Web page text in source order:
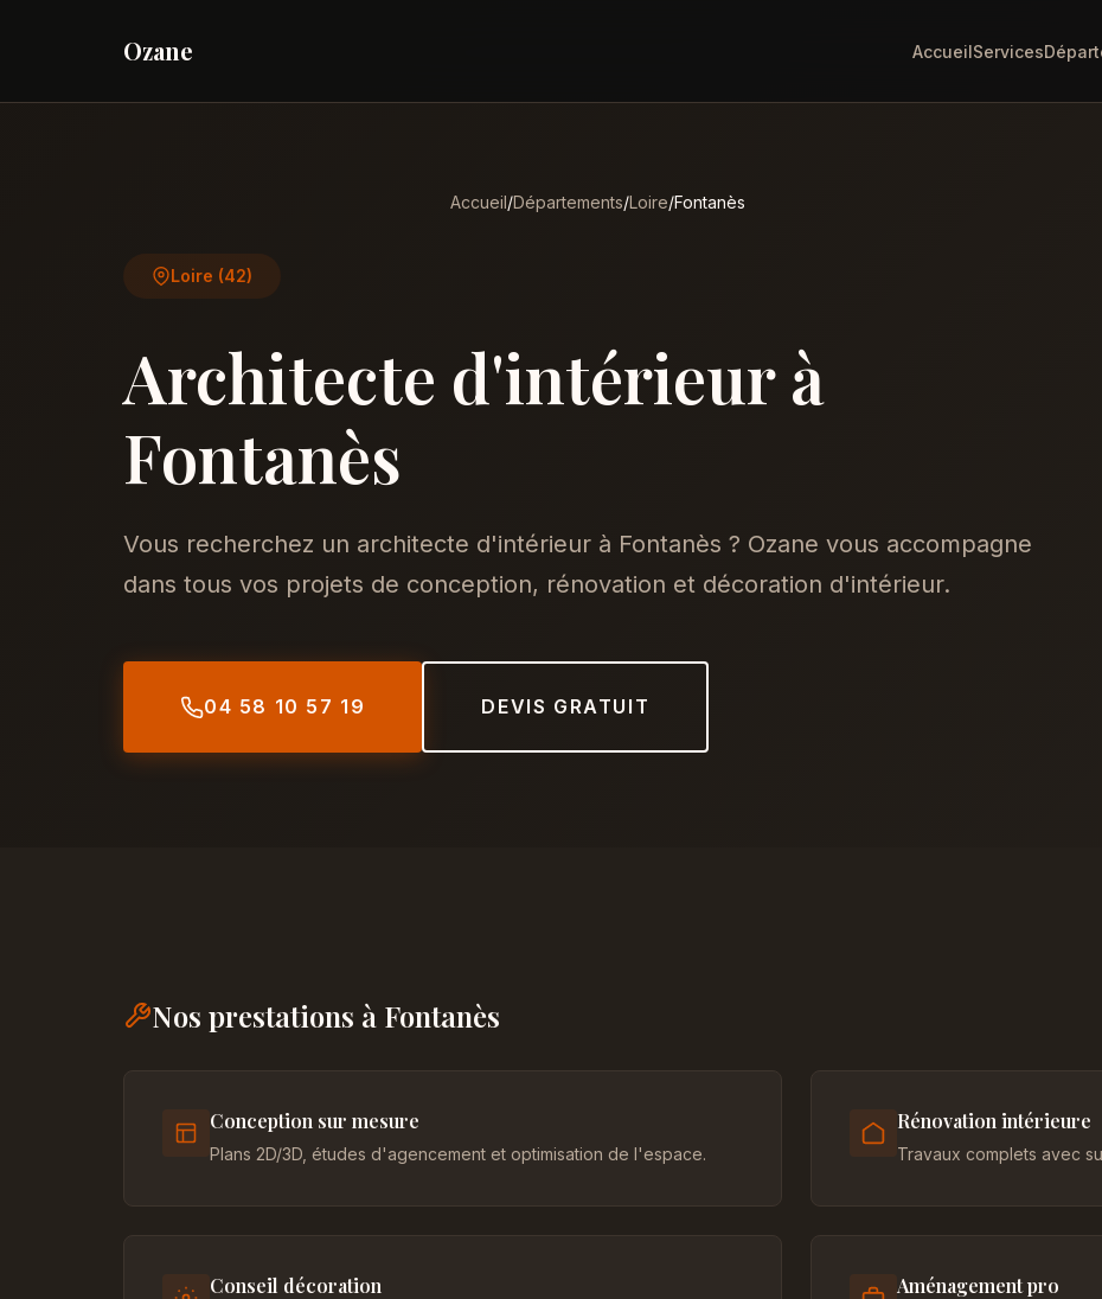
Ozane AccueilServices
Accueil/Départements/Loire/Fontanès
Loire (42)
Architecte d'intérieur à
Fontanès
Vous recherchez un architecte d'intérieur à Fontanès ? Ozane vous accompagne
dans tous vos projets de conception, rénovation et décoration d'intérieur.
04 58 10 57 19 DEVIS GRATUIT
Nos prestations à Fontanès
Conception sur mesure
Plans 2D/3D, études d'agencement et optimisation de l'espace.
Rénovation intérieure
Travaux complets avec
Conseil décoration Aménagement pro